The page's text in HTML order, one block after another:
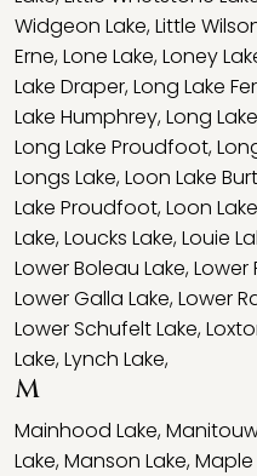
Widgeon Lake,Little
Erne,Lone Lake,Loney
Lake Draper,Long Lake
Lake Humphrey,Long
Long Lake Proudfoot,
Longs Lake,Loon Lake
Lake Proudfoot,Loon
Lake,Loucks Lake,Louie
Lower Boleau Lake,Lower
Lower Galla Lake,Lower
Lower Schufelt Lake,
Lake,Lynch Lake,
M
Mainhood Lake,
Lake,Manson Lake,Maple